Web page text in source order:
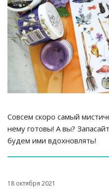
Совсем скоро самый
нему готовы! А вы?
будем ими вдохновлять!
18 октября 2021